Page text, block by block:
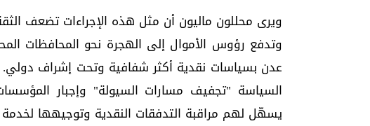
ويرى محللون ماليون أن مثل هذه الإجراءات تضعف
وتدفع رؤوس الأموال إلى الهجرة نحو المحافظات
عدن بسياسات نقدية أكثر شفافية وتحت إشراف دولي.
السياسة "تجفيف مسارات السيولة" وإجبار
يسهّل لهم مراقبة التدفقات النقدية وتوجيهها